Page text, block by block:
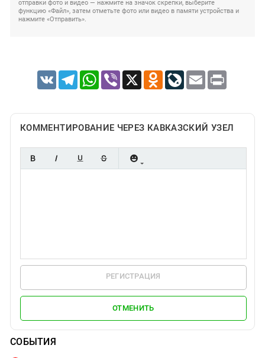
отправки фото и видео — нажмите на значок скрепки, выберите
функцию «Файл», затем отметьте фото или видео в памяти устройства и
нажмите «Отправить».
VK TelegramWhatsApp
Viber X Odnoklassniki
LiveJournal
Email Print
КОММЕНТИРОВАНИЕ ЧЕРЕЗ КАВКАЗСКИЙ УЗЕЛ
РЕГИСТРАЦИЯ
ОТМЕНИТЬ
СОБЫТИЯ